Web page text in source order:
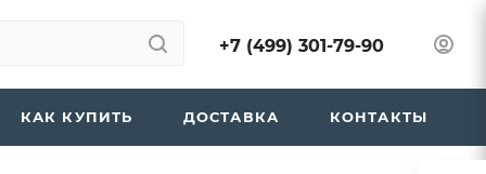
+7 (499) 301-79-90
КАК КУПИТЬ ДОСТАВКА КОНТАКТЫ